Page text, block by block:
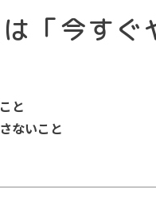
「今すぐ
と
ないこと